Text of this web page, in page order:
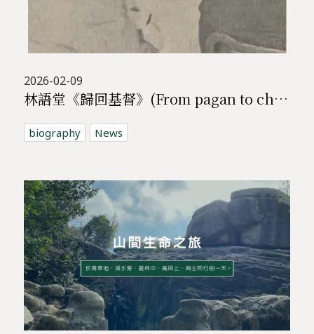
2026-02-09
林語堂《歸回基督》(From pagan to christian)
biography News